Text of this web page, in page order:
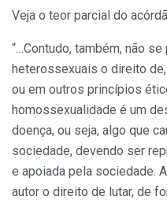
Veja o teor parcial do
“…Contudo, também, não
heterossexuais o direito
ou em outros princípios
homossexualidade é um
doença, ou seja, algo que
sociedade, devendo ser
e apoiada pela sociedade.
autor o direito de lutar, de